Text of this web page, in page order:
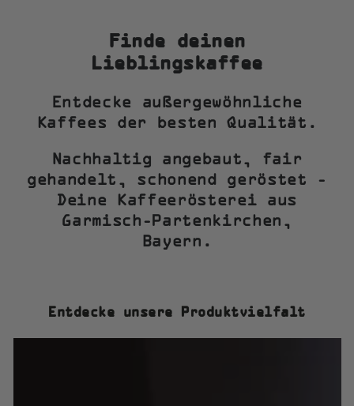
Finde deinen
Lieblingskaffee
Entdecke außergewöhnliche
Kaffees der besten Qualität.
Nachhaltig angebaut, fair
gehandelt, schonend geröstet -
Deine Kaffeerösterei aus
Garmisch-Partenkirchen,
Bayern.
Entdecke unsere Produktvielfalt